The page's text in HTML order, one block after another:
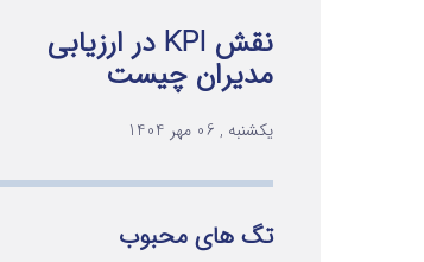
نقش KPI در ارزیابی
مدیران چیست
یکشنبه , 06 مهر 1404
تگ های محبوب